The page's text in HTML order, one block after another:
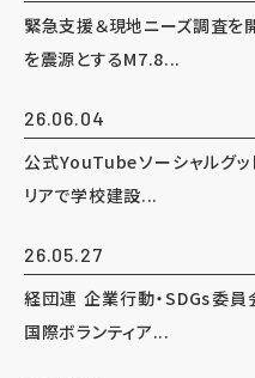
緊急支援＆現地ニーズ調査を
を震源とするM7.8...
26.06.04
公式YouTubeソーシャルグ
リアで学校建設...
26.05.27
経団連 企業行動・SDGs委員
国際ボランティア...